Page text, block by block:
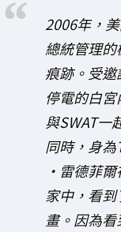
2006年，
總統管理
痕跡。受
停電的白
與SWAT一
同時，身
·雷德菲
家中，看
畫。因為